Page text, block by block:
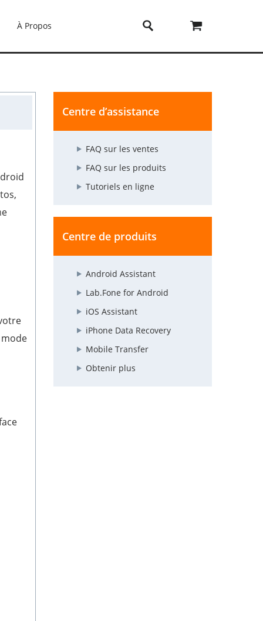
À Propos
Centre d’assistance
FAQ sur les ventes
FAQ sur les produits
Tutoriels en ligne
Centre de produits
Android Assistant
Lab.Fone for Android
iOS Assistant
iPhone Data Recovery
Mobile Transfer
Obtenir plus